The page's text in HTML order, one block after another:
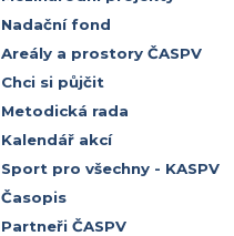
Nadační fond
Areály a prostory ČASPV
Chci si půjčit
Metodická rada
Kalendář akcí
Sport pro všechny - KASPV
Časopis
Partneři ČASPV